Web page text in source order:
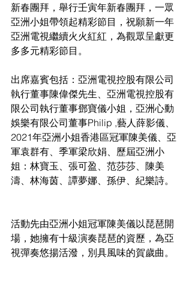
新春團拜，舉行壬寅年新春團拜，一眾
亞洲小姐帶領起精彩節目，祝願新一年
亞洲電視繼續火火紅紅，為觀眾呈獻更
多多元精彩節目。
出席嘉賓包括：亞洲電視控股有限公司
執行董事陳偉傑先生、亞洲電視控股有
限公司執行董事鄧寶儀小姐，亞洲心動
娛樂有限公司董事Philip ,藝人薛影儀、
2021年亞洲小姐香港區冠軍陳美儀、亞
軍袁群有、季軍梁欣娟、歷屆亞洲小
姐：林寶玉、張可盈、范莎莎、陳美
濤、林海茵、譚夢娜、孫伊、紀樂詩。
活動先由亞洲小姐冠軍陳美儀以琵琶開
場，她擁有十級演奏琵琶的資歷，為亞
視彈奏悠揚活潑，別具風味的賀歲曲。